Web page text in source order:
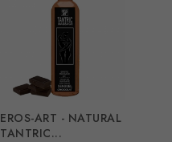
EROS-ART - NATURAL
TANTRIC...